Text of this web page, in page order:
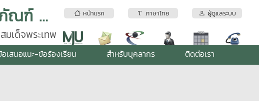
หน้าแรก ภาษาไทย ผู้ดูแลระบบ
สถาบันบริการตรวจสอบคุณภาพและมาตรฐานผลิตภัณฑ์ มหาวิทยาลัยแม่โจ้
เด็จพระเทพ
เสนอแนะ-ข้อร้องเรียน สำหรับบุคลากร ติดต่อเรา